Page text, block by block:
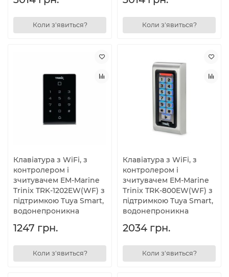
Коли з'явиться? Коли з'явиться?
Клавіатура з WiFi, з
контролером і
зчитувачем EM-Marine
Trinix TRK-1202EW(WF) з
підтримкою Tuya Smart,
водонепроникна
1247 грн.
Коли з'явиться?
Клавіатура з WiFi, з
контролером і
зчитувачем EM-Marine
Trinix TRK-800EW(WF) з
підтримкою Tuya Smart,
водонепроникна
2034 грн.
Коли з'явиться?